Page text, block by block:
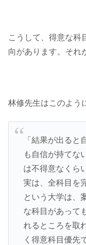
こうして、得意な科
向があります。それ
林修先生はこのよう
「結果が出ると
も自信が持てな
は不得意なくら
実は、全科目を
という大学は、
な科目があって
れるところを取
く得意科目優先